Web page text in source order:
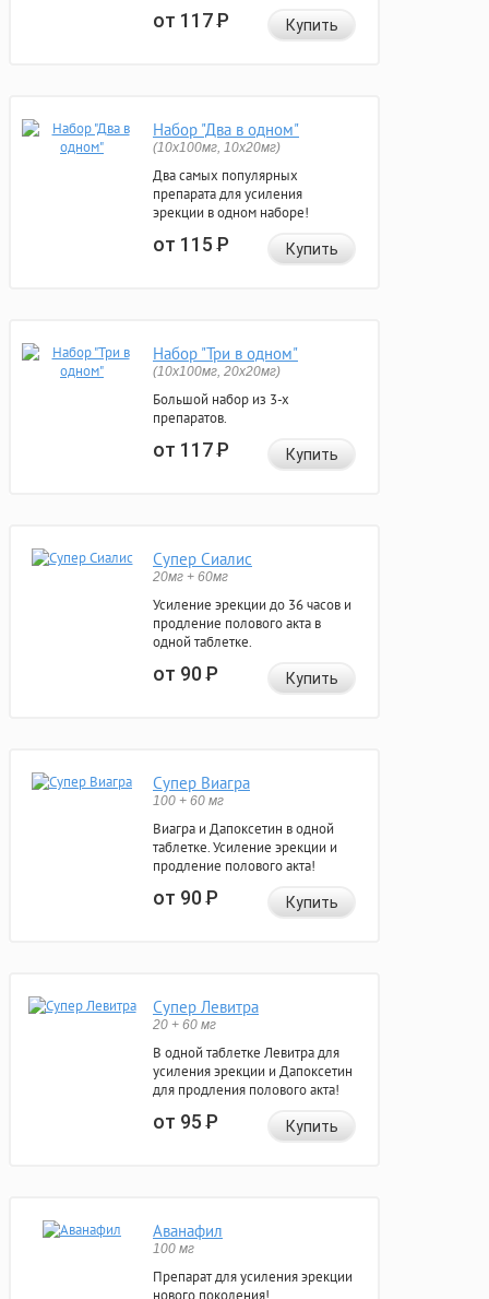
от 117Р Купить
Набор "Два в одном"
(10x100мг, 10x20мг)
Два самых популярных
препарата для усиления
эрекции в одном наборе!
от 115Р Купить
Набор "Три в одном"
(10x100мг, 20x20мг)
Большой набор из 3-х
препаратов.
от 117Р Купить
Супер Сиалис
20мг + 60мг
Усиление эрекции до 36 часов и
продление полового акта в
одной таблетке.
от 90Р Купить
Супер Виагра
100 + 60 мг
Виагра и Дапоксетин в одной
таблетке. Усиление эрекции и
продление полового акта!
от 90Р Купить
Супер Левитра
20 + 60 мг
В одной таблетке Левитра для
усиления эрекции и Дапоксетин
для продления полового акта!
от 95Р Купить
Аванафил
100 мг
Препарат для усиления эрекции